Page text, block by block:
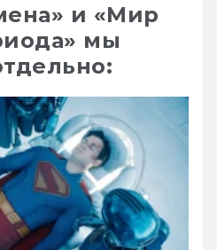
и «Мир
мы